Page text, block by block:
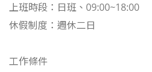
上班時段：日班、09:00~18:00
休假制度：週休二日
工作條件